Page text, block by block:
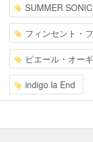
SUMMER SONIC
フィンセント・
ピエール・オー
indigo la End